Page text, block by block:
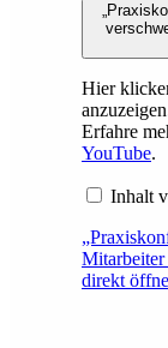
Hier
Erfahre
YouTube.
Inhalt
direkt